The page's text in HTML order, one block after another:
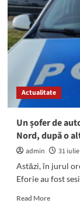
Nord.
Sunt
implicate
un
patru
Actualitate
Un șofer de
Nord, după o
admin
31
Astăzi, în jurul
Eforie au fost
Read MoreRead